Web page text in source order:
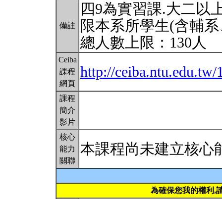
備註
四9為實習課.大二以
限本系所學生(含輔
總人數上限：130人
Ceiba
課程
網頁
http://ceiba.ntu.edu.tw/
課程
簡介
影片
核心
能力
關聯
本課程尚未建立核心
為確保您我的權利,